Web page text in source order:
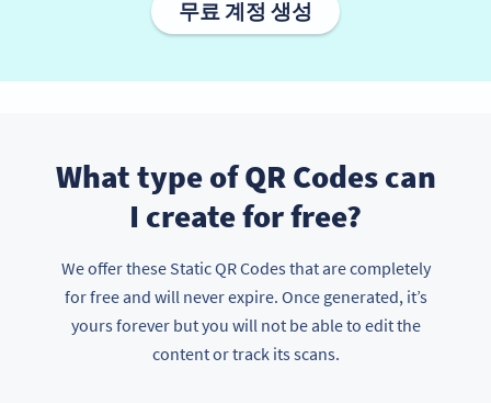
무료 계정 생성
What type of QR Codes can
I create for free?
We offer these Static QR Codes that are completely
for free and will never expire. Once generated, it’s
yours forever but you will not be able to edit the
content or track its scans.